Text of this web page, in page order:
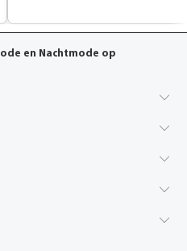
en Nachtmode op